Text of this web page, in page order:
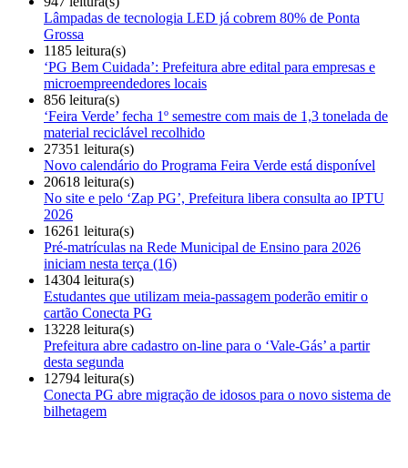
Lâmpadas de tecnologia LED já cobrem 80% de Ponta
Grossa
1185 leitura(s)
‘PG Bem Cuidada’: Prefeitura abre edital para empresas e
microempreendedores locais
856 leitura(s)
‘Feira Verde’ fecha 1º semestre com mais de 1,3 tonelada de
material reciclável recolhido
27351 leitura(s)
Novo calendário do Programa Feira Verde está disponível
20618 leitura(s)
No site e pelo ‘Zap PG’, Prefeitura libera consulta ao IPTU
2026
16261 leitura(s)
Pré-matrículas na Rede Municipal de Ensino para 2026
iniciam nesta terça (16)
14304 leitura(s)
Estudantes que utilizam meia-passagem poderão emitir o
cartão Conecta PG
13228 leitura(s)
Prefeitura abre cadastro on-line para o ‘Vale-Gás’ a partir
desta segunda
12794 leitura(s)
Conecta PG abre migração de idosos para o novo sistema de
bilhetagem